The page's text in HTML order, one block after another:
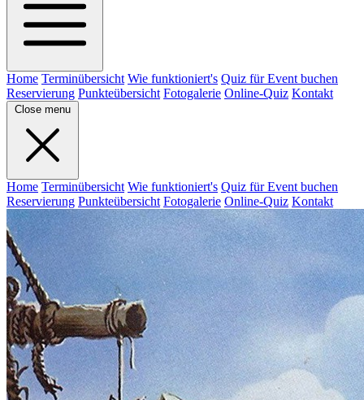
Home Terminübersicht Wie funktioniert's Quiz für Event buchen
Reservierung Punkteübersicht Fotogalerie Online-Quiz Kontakt
Close menu
Home Terminübersicht Wie funktioniert's Quiz für Event buchen
Reservierung Punkteübersicht Fotogalerie Online-Quiz Kontakt